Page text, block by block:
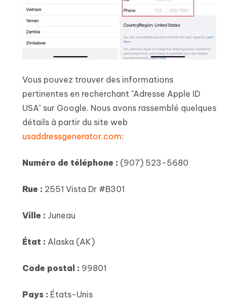
Vous pouvez trouver des informations
pertinentes en recherchant "Adresse Apple ID
USA" sur Google. Nous avons rassemblé quelques
détails à partir du site web
usaddressgenerator.com:
Numéro de téléphone : (907) 523-5680
Rue : 2551 Vista Dr #B301
Ville : Juneau
État : Alaska (AK)
Code postal : 99801
Pays : États-Unis